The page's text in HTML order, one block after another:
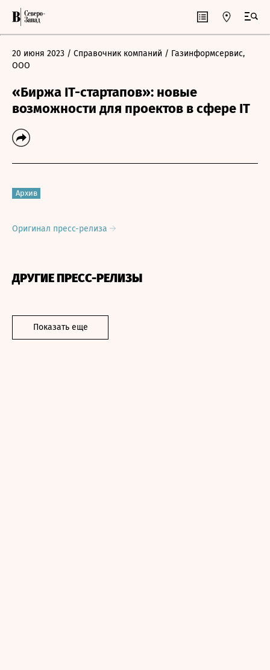
20 июня 2023 / Справочник компаний / Газинформсервис,
ООО
«Биржа IT-стартапов»: новые
возможности для проектов в сфере IT
Архив
Оригинал пресс-релиза
ДРУГИЕ ПРЕСС-РЕЛИЗЫ
Показать еще